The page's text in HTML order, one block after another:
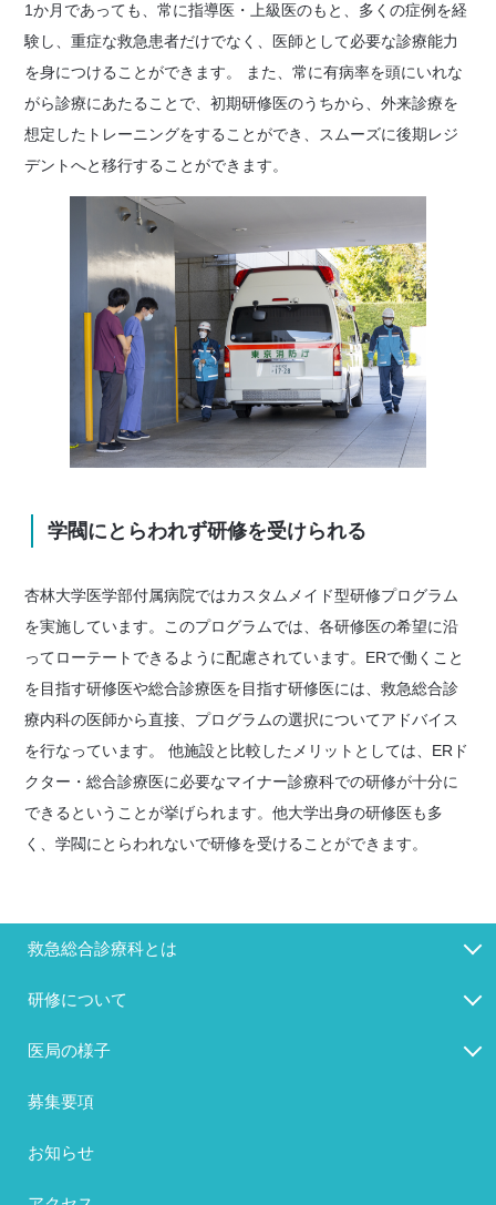
1か月であっても、常に指導医・上級医のもと、多くの症例を経
験し、重症な救急患者だけでなく、医師として必要な診療能力
を身につけることができます。 また、常に有病率を頭にいれな
がら診療にあたることで、初期研修医のうちから、外来診療を
想定したトレーニングをすることができ、スムーズに後期レジ
デントへと移行することができます。
学閥にとらわれず研修を受けられる
杏林大学医学部付属病院ではカスタムメイド型研修プログラム
を実施しています。このプログラムでは、各研修医の希望に沿
ってローテートできるように配慮されています。ERで働くこと
を目指す研修医や総合診療医を目指す研修医には、救急総合診
療内科の医師から直接、プログラムの選択についてアドバイス
を行なっています。 他施設と比較したメリットとしては、ERド
クター・総合診療医に必要なマイナー診療科での研修が十分に
できるということが挙げられます。他大学出身の研修医も多
く、学閥にとらわれないで研修を受けることができます。
救急総合診療科とは
研修について
医局の様子
募集要項
お知らせ